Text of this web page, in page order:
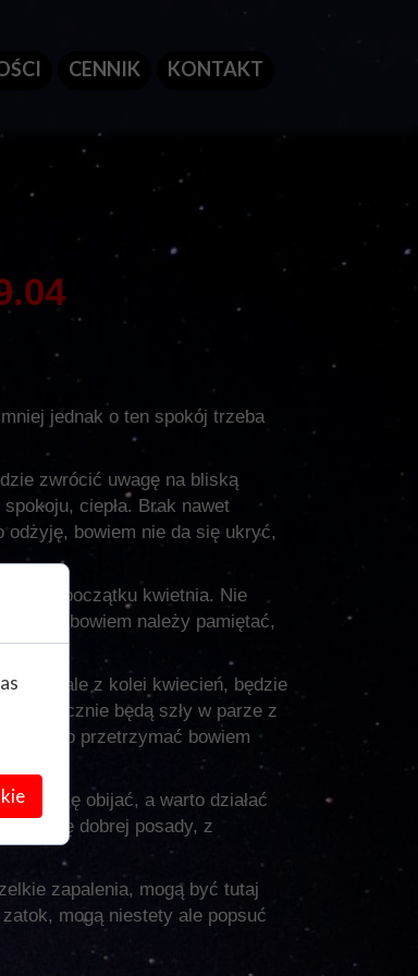
jednak o ten spokój trzeba
zwrócić uwagę na bliską
ciepła. Brak nawet
odżyję, bowiem nie da się ukryć,
do początku kwietnia. Nie
życia bowiem należy pamiętać,
ale z kolei kwiecień, będzie
będą szły w parze z
się to przetrzymać bowiem
co się obijać, a warto działać
dobrej posady, z
zapalenia, mogą być tutaj
mogą niestety ale popsuć
CENNIK KONTAKT